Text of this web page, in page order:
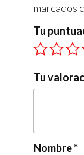
marcados
Tu
Tu
Nombre*